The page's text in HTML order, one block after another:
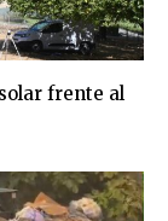
frente al